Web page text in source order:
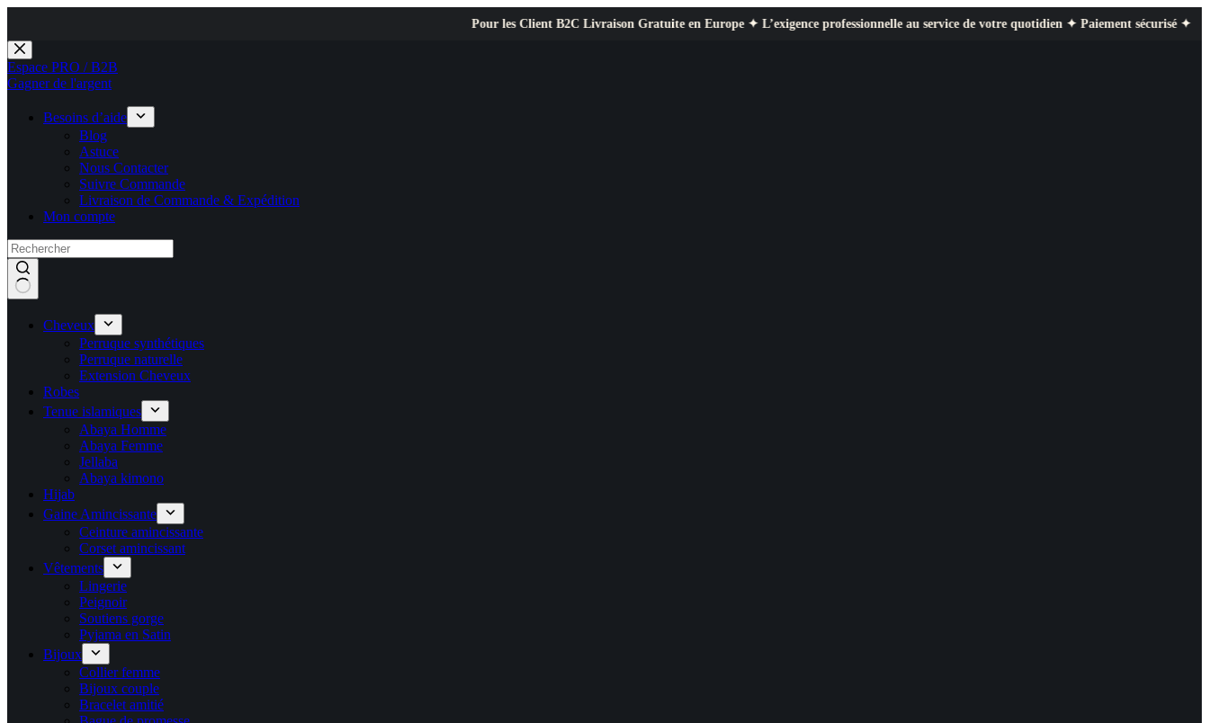
Pour les Client B2C Livraison Gratuite en Europe ✦ L’exigence professionnelle au service de votre quotidien ✦ Paiement sécurisé ✦ Retours faciles
Passer
au
contenu
Espace PRO / B2B
Gagner de l'argent
Besoins d’aide
Blog
Astuce
Nous Contacter
Suivre Commande
Livraison de Commande & Expédition
Mon compte
Cheveux
Perruque synthétiques
Perruque naturelle
Extension Cheveux
Robes
Tenue islamiques
Abaya Homme
Abaya Femme
Jellaba
Abaya kimono
Hijab
Gaine Amincissante
Ceinture amincissante
Corset amincissant
Vêtements
Lingerie
Peignoir
Soutiens gorge
Pyjama en Satin
Bijoux
Collier femme
Bijoux couple
Bracelet amitié